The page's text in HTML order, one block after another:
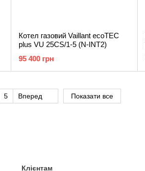
Котел газовий Vaillant ecoTEC
plus VU 25CS/1-5 (N-INT2)
95 400 грн
5 Вперед Показати все
Клієнтам